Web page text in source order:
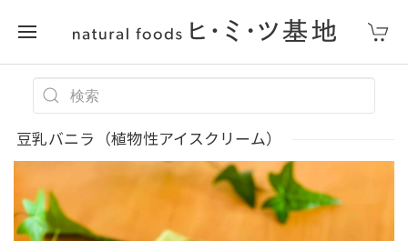
豆乳バニラ（植物性アイスクリーム）